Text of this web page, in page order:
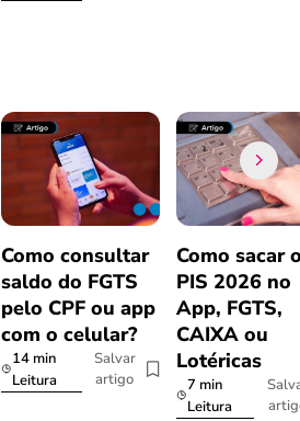
Como consultar
saldo do FGTS
pelo CPF ou app
com o celular?
14 min
Leitura
Salvar
artigo
Como sacar
PIS 2026 no
App, FGTS,
CAIXA ou
Lotéricas
7 min
Leitura